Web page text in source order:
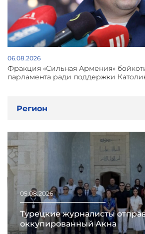
06.08.2026
Фракция «Сильная Армения»
парламента ради поддержки
Регион
05.08.2026
Турецкие журналисты
оккупированный Акна